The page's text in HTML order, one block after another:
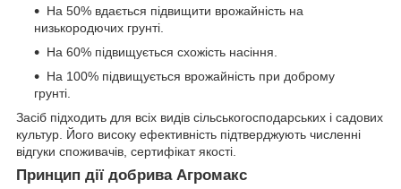
На 50% вдається підвищити врожайність на
низькородючих грунті.
На 60% підвищується схожість насіння.
На 100% підвищується врожайність при доброму
грунті.
Засіб підходить для всіх видів сільськогосподарських і садових
культур. Його високу ефективність підтверджують численні
відгуки споживачів, сертифікат якості.
Принцип дії добрива Агромакс